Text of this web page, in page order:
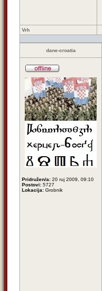
Vrh
dane-croatia
Pridružen/a: 20 ruj 2009, 09:10
Postovi: 5727
Lokacija: Grobnik